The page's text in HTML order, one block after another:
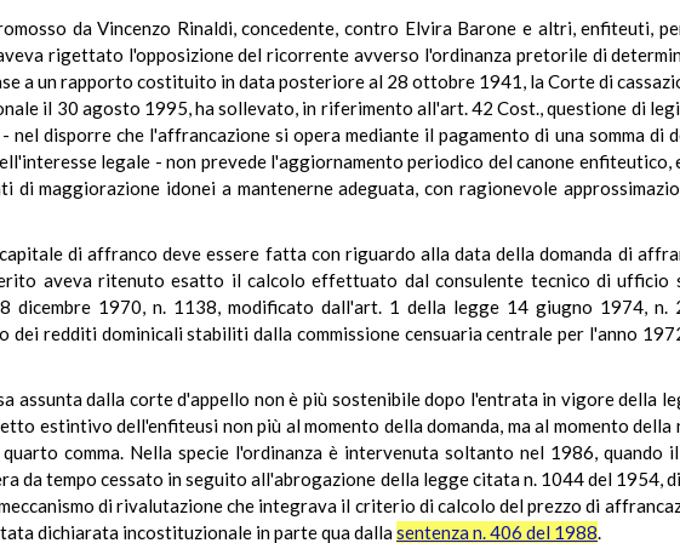
da Vincenzo Rinaldi, concedente, contro Elvira Barone e altri, enfiteuti,
rigettato l'opposizione del ricorrente avverso l'ordinanza pretorile di
a un rapporto costituito in data posteriore al 28 ottobre 1941, la Corte di
il 30 agosto 1995, ha sollevato, in riferimento all'art. 42 Cost., questione di
nel disporre che l'affrancazione si opera mediante il pagamento di una somma di
legale - non prevede l'aggiornamento periodico del canone enfiteutico,
di maggiorazione idonei a mantenerne adeguata, con ragionevole
di affranco deve essere fatta con riguardo alla data della domanda di
aveva ritenuto esatto il calcolo effettuato dal consulente tecnico di ufficio
dicembre 1970, n. 1138, modificato dall'art. 1 della legge 14 giugno 1974,
redditi dominicali stabiliti dalla commissione censuaria centrale per l'anno
assunta dalla corte d'appello non è più sostenibile dopo l'entrata in vigore della
estintivo dell'enfiteusi non più al momento della domanda, ma al momento
comma. Nella specie l'ordinanza è intervenuta soltanto nel 1986, quando
da tempo cessato in seguito all'abrogazione della legge citata n. 1044 del 1954,
di rivalutazione che integrava il criterio di calcolo del prezzo di
dichiarata incostituzionale in parte qua dallasentenza n. 406 del 1988.